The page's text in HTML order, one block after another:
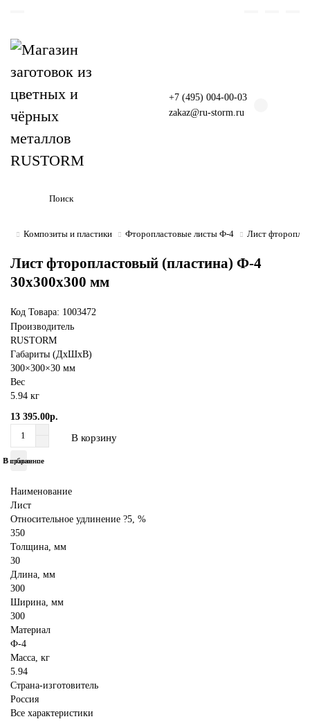
+7 (495) 004-00-03
zakaz@ru-storm.ru
Композиты и пластики Фторопластовые листы Ф-4 Лист
Лист фторопластовый (пластина) Ф-4
30х300х300 мм
Код Товара: 1003472
Производитель
RUSTORM
Габариты (ДхШхВ)
300×300×30 мм
Вес
5.94 кг
13 395.00р.
В корзину
В избранное
В сравнение
Наименование
Лист
Относительное удлинение ?5, %
350
Толщина, мм
30
Длина, мм
300
Ширина, мм
300
Материал
Ф-4
Масса, кг
5.94
Страна-изготовитель
Россия
Все характеристики